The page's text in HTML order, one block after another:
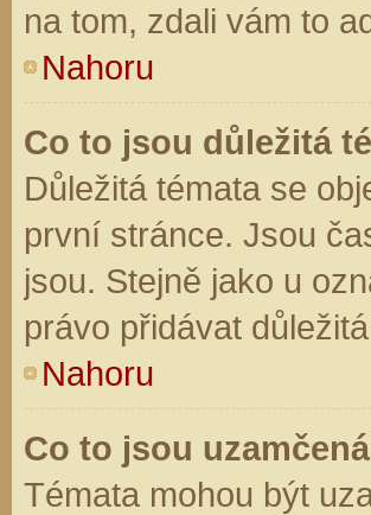
na tom, zdali vám to
Nahoru
Co to jsou důležitá
Důležitá témata se
první stránce. Jsou
jsou. Stejně jako u
právo přidávat
Nahoru
Co to jsou
Témata mohou být